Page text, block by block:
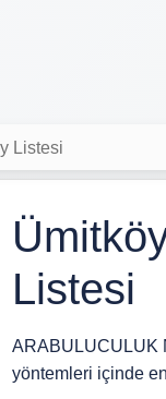
Listesi
Listesi
ARABULUCULUK
yöntemleri içinde